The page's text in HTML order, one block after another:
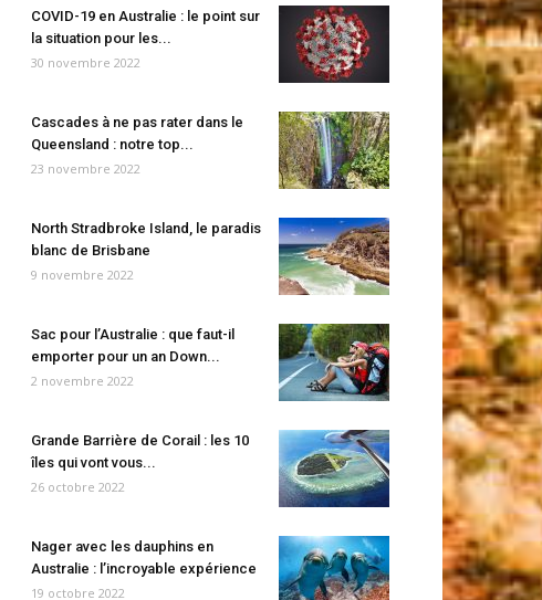
COVID-19 en Australie : le point sur
la situation pour les...
30 novembre 2022
Cascades à ne pas rater dans le
Queensland : notre top...
23 novembre 2022
North Stradbroke Island, le paradis
blanc de Brisbane
9 novembre 2022
Sac pour l’Australie : que faut-il
emporter pour un an Down...
2 novembre 2022
Grande Barrière de Corail : les 10
îles qui vont vous...
26 octobre 2022
Nager avec les dauphins en
Australie : l’incroyable expérience
19 octobre 2022